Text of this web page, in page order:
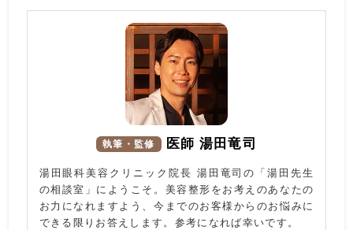
執筆・監修 医師 湯田竜司
湯田眼科美容クリニック院長 湯田竜司の「湯田先生
の相談室」にようこそ。美容整形をお考えのあなたの
お力になれますよう、今までのお客様からのお悩みに
できる限りお答えします。参考になれば幸いです。